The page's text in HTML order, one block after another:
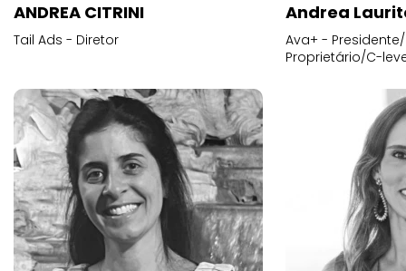
ANDREA CITRINI
Tail Ads - Diretor
Andrea
Ava+ -
Proprietário/C-